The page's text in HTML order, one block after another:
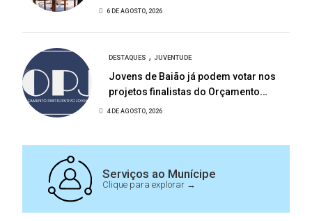
Almeida
6 DE AGOSTO, 2026
DESTAQUES , JUVENTUDE
Jovens de Baião já podem votar nos
projetos finalistas do Orçamento
Participativo Jovem 2026
4 DE AGOSTO, 2026
Serviços ao Munícipe
Clique para explorar →